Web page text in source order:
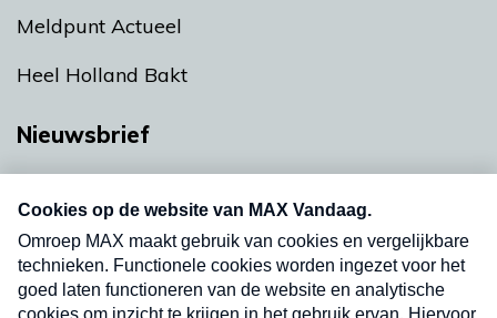
Meldpunt Actueel
Heel Holland Bakt
Nieuwsbrief
nieuwsbrief. Elke vrijdag- en dinsdagochtend in
uw mailbox.
Verzend